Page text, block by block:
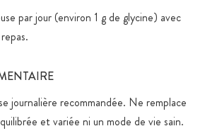
par jour (environ 1 g de glycine) avec
journalière recommandée. Ne remplace
et variée ni un mode de vie sain.